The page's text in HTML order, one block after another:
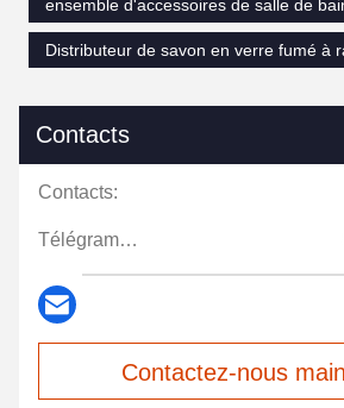
ensemble d'accessoires de salle de
Distributeur de savon en verre fumé à
Contacts
Contacts:
Télégramme:
Contactez-nous